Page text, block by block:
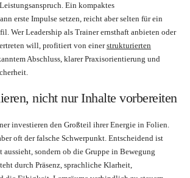
Ein kompaktes
erste Impulse setzen, reicht aber selten für ein
Wer Leadership als Trainer ernsthaft anbieten oder
will, profitiert von einerstrukturierten
Abschluss, klarer Praxisorientierung und
nicht nur Inhalte vorbereiten
investieren den Großteil ihrer Energie in Folien.
oft der falsche Schwerpunkt. Entscheidend ist
sondern ob die Gruppe in Bewegung
durch Präsenz, sprachliche Klarheit,